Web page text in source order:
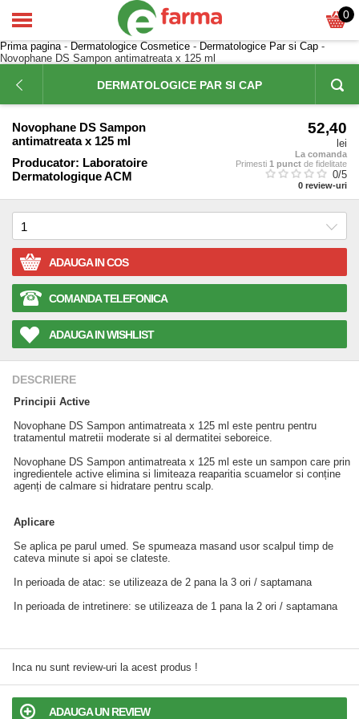
0
Prima pagina- Dermatologice Cosmetice - Dermatologice Par si Cap -
Novophane DS Sampon antimatreata x 125 ml
DERMATOLOGICE PAR SI CAP
Novophane DS Sampon
antimatreata x 125 ml
Producator: Laboratoire
Dermatologique ACM
52,40
lei
La comanda
Primesti 1 punct de fidelitate
0/5
0 review-uri
ADAUGA IN COS
COMANDA TELEFONICA
ADAUGA IN WISHLIST
DESCRIERE
Principii Active
Novophane DS Sampon antimatreata x 125 ml este pentru pentru
tratamentul matretii moderate si al dermatitei seboreice.
Novophane DS Sampon antimatreata x 125 ml este un sampon care prin
ingredientele active elimina si limiteaza reaparitia scuamelor si conține
agenți de calmare si hidratare pentru scalp.
Aplicare
Se aplica pe parul umed. Se spumeaza masand usor scalpul timp de
cateva minute si apoi se clateste.
In perioada de atac: se utilizeaza de 2 pana la 3 ori / saptamana
In perioada de intretinere: se utilizeaza de 1 pana la 2 ori / saptamana
Inca nu sunt review-uri la acest produs !
ADAUGA UN REVIEW